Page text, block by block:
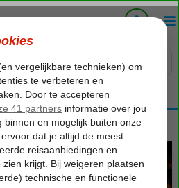
thuiskomen...
Marrakech
va 258
o.b.v. 2 personen